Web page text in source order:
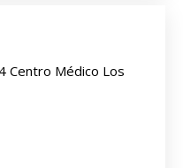
Centro Médico Los